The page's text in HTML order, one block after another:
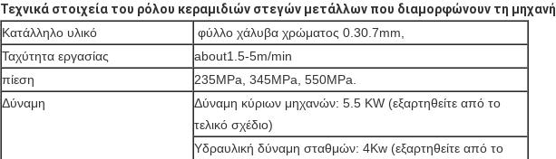
Τεχνικά στοιχεία του ρόλου κεραμιδιών στεγών μετάλλων που διαμορφώνουν τη μηχανή
Κατάλληλο υλικό
φύλλο χάλυβα χρώματος 0.30.7mm,
Ταχύτητα εργασίας
about1.5-5m/min
πίεση
235MPa, 345MPa, 550MPa.
Δύναμη
Δύναμη κύριων μηχανών: 5.5 KW (εξαρτηθείτε από το
τελικό σχέδιο)
Υδραυλική δύναμη σταθμών: 4Kw (εξαρτηθείτε από το